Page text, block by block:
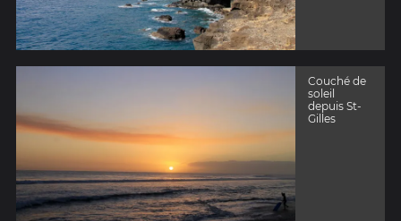
Couché de
soleil
depuis St-
Gilles